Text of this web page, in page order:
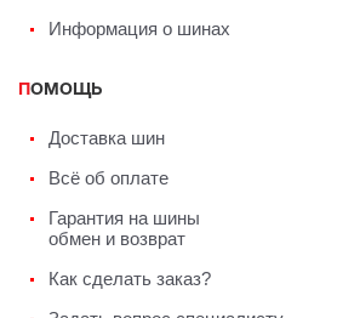
Информация о шинах
ПОМОЩЬ
Доставка шин
Всё об оплате
Гарантия на шины
обмен и возврат
Как сделать заказ?